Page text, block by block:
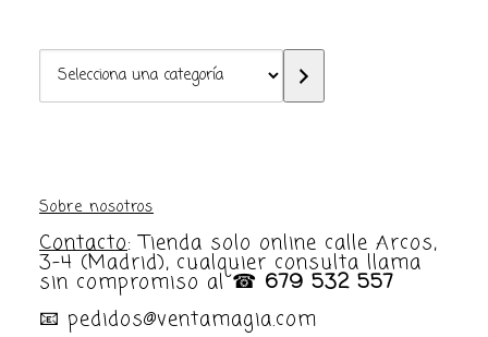
Selecciona
una
Sobre nosotros
Contacto: Tienda solo online calle Arcos,
3-4 (Madrid), cualquier consulta llama
sin compromiso al ☎ 679 532 557
📧 pedidos@ventamagia.com